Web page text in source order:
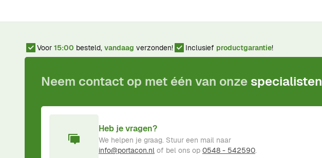
Voor 15:00 besteld, vandaag verzonden! Inclusief productgarantie!
Neem contact op met één van onze specialisten
Heb je vragen?
We helpen je graag. Stuur een mail naar
info@portacon.nl of bel ons op 0548 - 542590